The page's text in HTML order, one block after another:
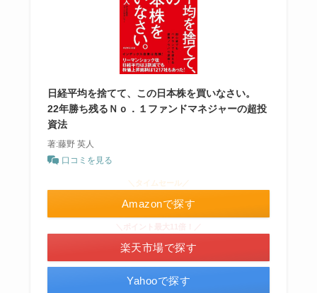
日経平均を捨てて、この日本株を買いなさい。
22年勝ち残るＮｏ．１ファンドマネジャーの超投
資法
著:藤野 英人
口コミを見る
＼タイムセール／
Amazonで探す
楽天市場で探す
Yahooで探す